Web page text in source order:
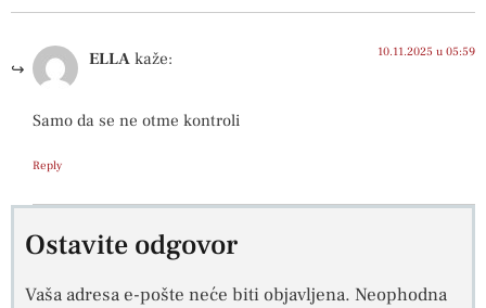
ELLA kaže: 10.11.2025 u 05:59
Samo da se ne otme kontroli
Reply
Ostavite odgovor
Vaša adresa e-pošte neće biti objavljena. Neophodna